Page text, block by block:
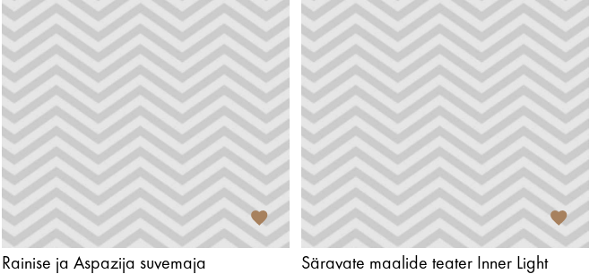
Rainise ja Aspazija suvemaja Säravate maalide teater Inner Light